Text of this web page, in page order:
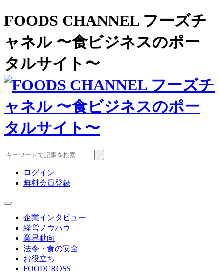
FOODS CHANNEL フーズチ
ャネル 〜食ビジネスのポー
タルサイト〜
ログイン
無料会員登録
企業インタビュー
経営ノウハウ
業界動向
法令・食の安全
お役立ち
FOODCROSS